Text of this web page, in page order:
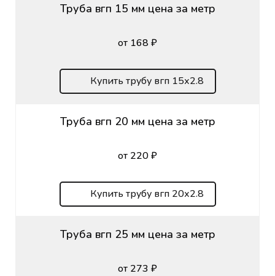
Труба вгп 15 мм цена за метр
от 168 ₽
Купить трубу вгп 15х2.8
Труба вгп 20 мм цена за метр
от 220 ₽
Купить трубу вгп 20х2.8
Труба вгп 25 мм цена за метр
от 273 ₽